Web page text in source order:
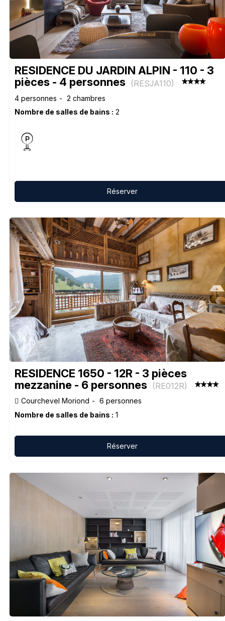
RESIDENCE DU JARDIN ALPIN - 110 - 3
pièces - 4 personnes (RESJA110)
4 personnes
2 chambres
Nombre de salles de bains : 2
Réserver
RESIDENCE 1650 - 12R - 3 pièces
mezzanine - 6 personnes (RE012R)
Courchevel Moriond
6 personnes
Nombre de salles de bains : 1
Réserver